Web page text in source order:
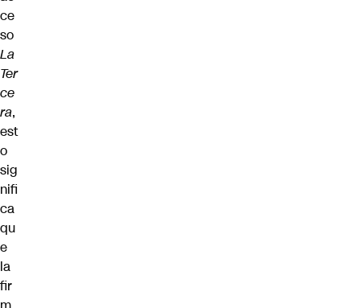
ce
so
La
Ter
ce
ra,
est
o
sig
nifi
ca
qu
e
la
fir